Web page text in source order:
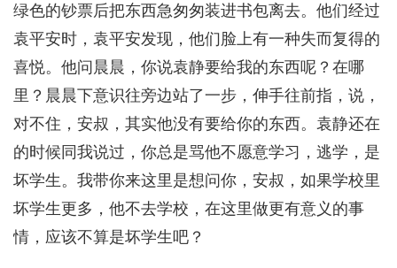
绿色的钞票后把东西急匆匆装进书包离去。他们经过
袁平安时，袁平安发现，他们脸上有一种失而复得的
喜悦。他问晨晨，你说袁静要给我的东西呢？在哪
里？晨晨下意识往旁边站了一步，伸手往前指，说，
对不住，安叔，其实他没有要给你的东西。袁静还在
的时候同我说过，你总是骂他不愿意学习，逃学，是
坏学生。我带你来这里是想问你，安叔，如果学校里
坏学生更多，他不去学校，在这里做更有意义的事
情，应该不算是坏学生吧？